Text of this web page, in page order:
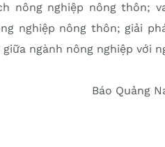
nông nghiệp nông thôn;
nghiệp nông thôn; giải
ngành nông nghiệp với
Báo Quảng